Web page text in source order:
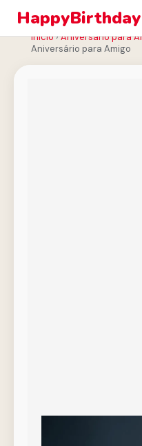
Início›Aniversário para
Aniversário para Amigo